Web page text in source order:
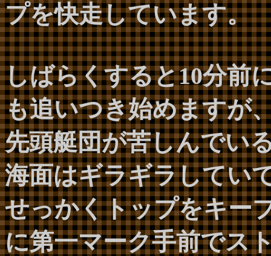
プを快走しています。
しばらくすると10分前
も追いつき始めますが
先頭艇団が苦しんでい
海面はギラギラしてい
せっかくトップをキー
に第一マーク手前でス